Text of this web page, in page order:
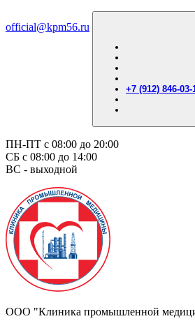
official@kpm56.ru
+7 (912) 846-03-
ПН-ПТ с 08:00 до 20:00
СБ с 08:00 до 14:00
ВС - выходной
ООО "Клиника промышленной